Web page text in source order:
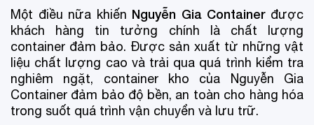
Một điều nữa khiến Nguyễn Gia Containerđược
khách hàng tin tưởng chính là chất lượng
container đảm bảo. Được sản xuất từ những vật
liệu chất lượng cao và trải qua quá trình kiểm tra
nghiêm ngặt, container kho của Nguyễn Gia
Container đảm bảo độ bền, an toàn cho hàng hóa
trong suốt quá trình vận chuyển và lưu trữ.